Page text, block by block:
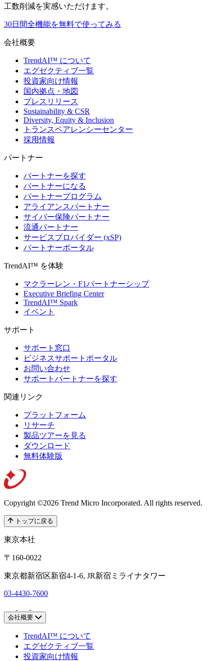
工数削減を実感いただけます。
30日間全機能を無料で使ってみる
会社概要
TrendAI™ について
エグゼクティブ一覧
投資家向け情報
国内拠点・地図
プレスリリース
Sustainability & CSR
Diversity, Equity & Inclusion
トランスペアレンシーセンター
採用情報
パートナー
パートナーを探す
パートナーになる
パートナープログラム
アライアンスパートナー
サイバー保険パートナー
流通パートナー
サービスプロバイダー (xSP)
パートナーポータル
TrendAI™ を体験
マクラーレン・F1パートナーシップ
Executive Briefing Center
TrendAI™ Spark
イベント
サポート
サポート窓口
ビジネスサポートポータル
お問い合わせ
サポートパートナーを探す
関連リンク
プラットフォーム
リサーチ
製品ツアーを見る
ダウンロード
無料体験版
Copyright ©2026 Trend Micro Incorporated. All rights reserved.
トップに戻る
東京本社
〒160-0022
東京都新宿区新宿4-1-6, JR新宿ミライナタワー
03-4430-7600
会社概要
TrendAI™ について
エグゼクティブ一覧
投資家向け情報